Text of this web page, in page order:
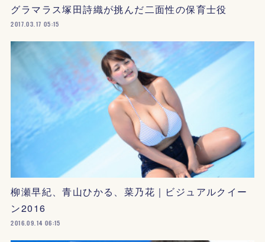
グラマラス塚田詩織が挑んだ二面性の保育士役
2017.03.17 05:15
柳瀬早紀、青山ひかる、菜乃花｜ビジュアルクイー
ン2016
2016.09.14 06:15